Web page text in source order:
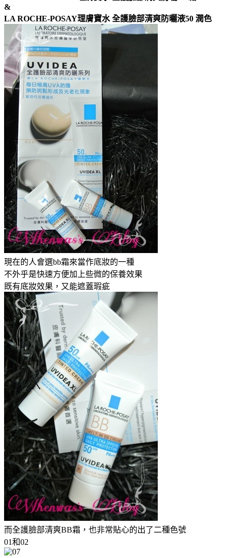
&
LA ROCHE-POSAY理膚寶水 全護臉部清爽防曬液50 潤色
現在的人會選bb霜來當作底妝的一種
不外乎是快速方便加上些微的保養效果
既有底妝效果，又能遮蓋瑕疵
而全護臉部清爽BB霜，也非常貼心的出了二種色號
01和02